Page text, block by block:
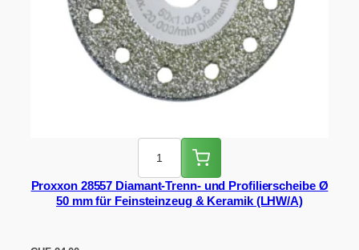
Proxxon 28557 Diamant-Trenn- und Profilierscheibe Ø
50 mm für Feinsteinzeug & Keramik (LHW/A)